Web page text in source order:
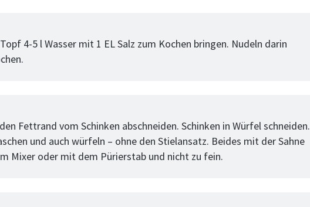
4-5 l Wasser mit 1 EL Salz zum Kochen bringen. Nudeln darin
Fettrand vom Schinken abschneiden. Schinken in Würfel schneiden.
und auch würfeln – ohne den Stielansatz. Beides mit der Sahne
Mixer oder mit dem Pürierstab und nicht zu fein.